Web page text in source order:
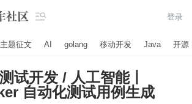
 登录
主题征文 AI golang 移动开发 Java 开源
试开发 / 人工智能丨
自动化测试用例生成